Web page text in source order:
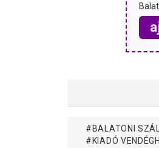
BALATONI
KIADÓ